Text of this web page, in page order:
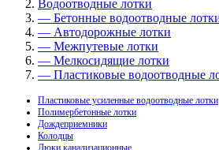
Водоотводные лотки
— Бетонные водоотводные
— Автодорожные лотки
— Межпутевые лотки
— Мелкосидящие лотки
— Пластиковые водоотводные
Пластиковые усиленные водоотводные лотки
Полимербетонные лотки
Дождеприемники
Колодцы
Люки канализационные